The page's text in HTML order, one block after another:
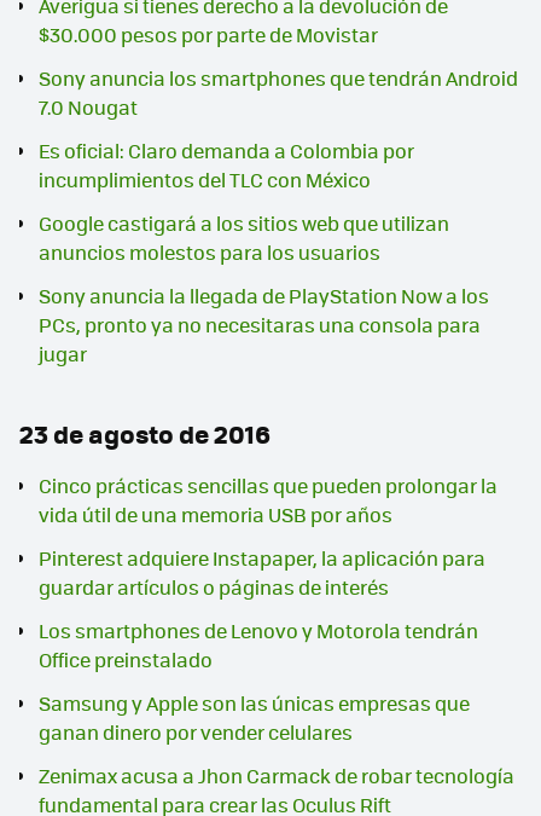
$30.000 pesos por parte de Movistar
Sony anuncia los smartphones que tendrán Android
7.0 Nougat
Es oficial: Claro demanda a Colombia por
incumplimientos del TLC con México
Google castigará a los sitios web que utilizan
anuncios molestos para los usuarios
Sony anuncia la llegada de PlayStation Now a los
PCs, pronto ya no necesitaras una consola para
jugar
23 de agosto de 2016
Cinco prácticas sencillas que pueden prolongar la
vida útil de una memoria USB por años
Pinterest adquiere Instapaper, la aplicación para
guardar artículos o páginas de interés
Los smartphones de Lenovo y Motorola tendrán
Office preinstalado
Samsung y Apple son las únicas empresas que
ganan dinero por vender celulares
Zenimax acusa a Jhon Carmack de robar tecnología
fundamental para crear las Oculus Rift